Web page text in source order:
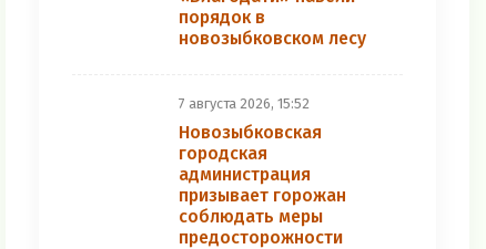
порядок в
новозыбковском лесу
7 августа 2026, 15:52
Новозыбковская
городская
администрация
призывает горожан
соблюдать меры
предосторожности